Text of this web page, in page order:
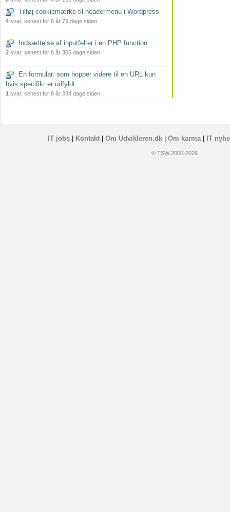
Tilføj cookiemærke til headermenu i Wordpress
4 svar, senest for 8 år 79 dage siden
Indsættelse af inputfelter i en PHP function
2 svar, senest for 8 år 305 dage siden
En formular, som hopper videre til en URL kun
hvis specifikt er udfyldt
1 svar, senest for 8 år 334 dage siden
IT jobs| Kontakt| Om Udvikleren.dk| Om karma| IT
© TSW 2000-2026